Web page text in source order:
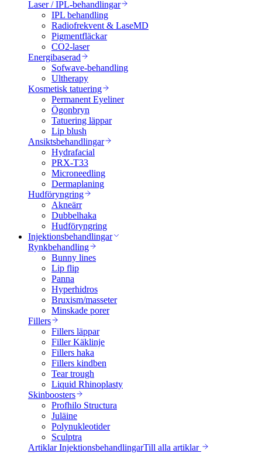
Laser / IPL-behandlingar
IPL behandling
Radiofrekvent & LaseMD
Pigmentfläckar
CO2-laser
Energibaserad
Sofwave-behandling
Ultherapy
Kosmetisk tatuering
Permanent Eyeliner
Ögonbryn
Tatuering läppar
Lip blush
Ansiktsbehandlingar
Hydrafacial
PRX-T33
Microneedling
Dermaplaning
Hudföryngring
Akneärr
Dubbelhaka
Hudföryngring
Injektionsbehandlingar
Rynkbehandling
Bunny lines
Lip flip
Panna
Hyperhidros
Bruxism/masseter
Minskade porer
Fillers
Fillers läppar
Filler Käklinje
Fillers haka
Fillers kindben
Tear trough
Liquid Rhinoplasty
Skinboosters
Profhilo Structura
Juläine
Polynukleotider
Sculptra
Artiklar InjektionsbehandlingarTill alla artiklar